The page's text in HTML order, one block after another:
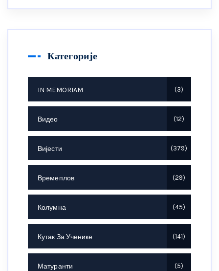
Категорије
IN MEMORIAM 3
Видео 12
Вијести 379
Времеплов 29
Колумна 45
Кутак За Ученике 141
Матуранти 5